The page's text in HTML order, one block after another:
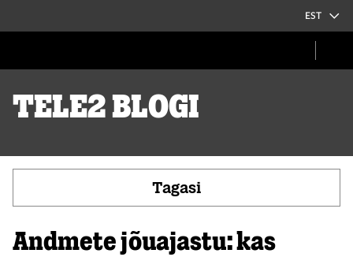
EST
Tele2 blogi
Tagasi
Andmete jõuajastu: kas